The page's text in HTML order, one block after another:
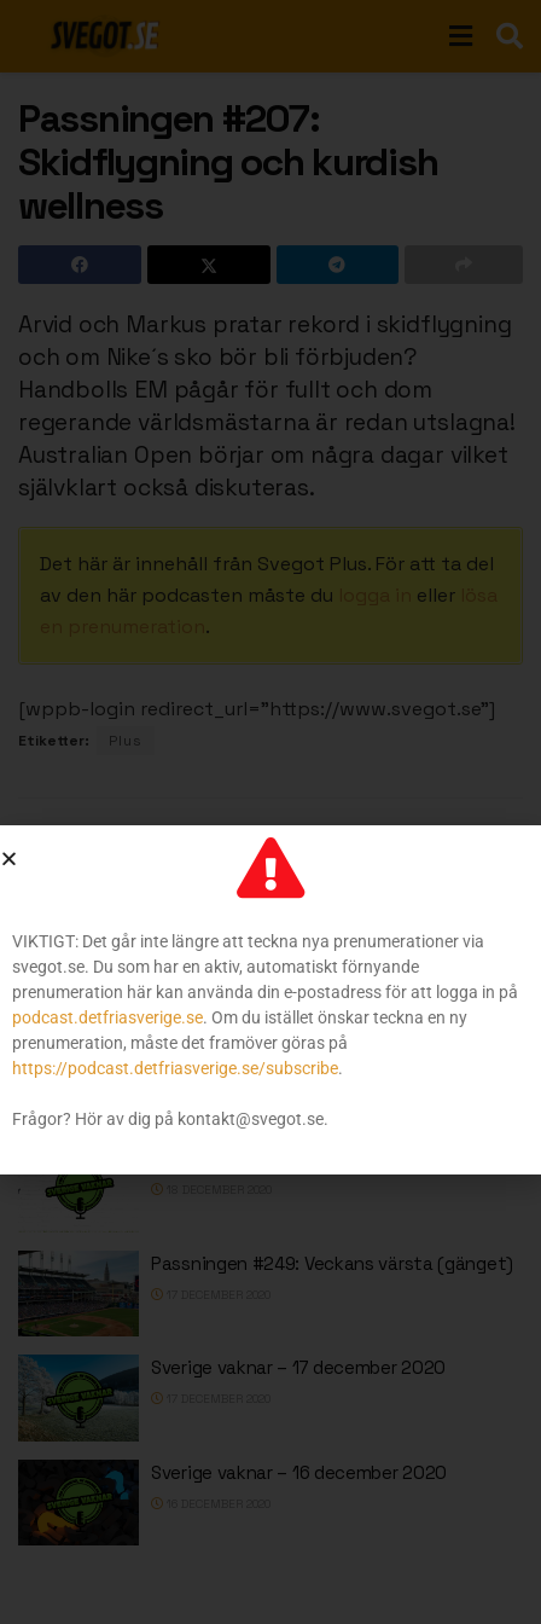
Passningen #207:
Skidflygning och kurdish
wellness
Arvid och Markus pratar rekord i skidflygning
och om Nike´s sko bör bli förbjuden?
Handbolls EM pågår för fullt och dom
regerande världsmästarna är redan utslagna!
Australian Open börjar om några dagar vilket
självklart också diskuteras.
Det här är innehåll från Svegot Plus. För att ta del
av den här podcasten måste du
eller
.
[wppb-login redirect_url=”https://www.svegot.se”]
Etiketter: Plus
Föregående inlägg
Sverige vaknar #100(!): Är det 90-talisternas fel
allting?
Nästa inlägg
Om att komma igång, och fortsätta, träna
Passningen #249: Veckans värsta (gänget)
Sverige vaknar – 17 december 2020
Sverige vaknar – 16 december 2020
VIKTIGT: Det går inte längre att teckna nya prenumerationer via
svegot.se. Du som har en aktiv, automatiskt förnyande
prenumeration här kan använda din e-postadress för att logga in på
podcast.detfriasverige.se. Om du istället önskar teckna en ny
prenumeration, måste det framöver göras på
https://podcast.detfriasverige.se/subscribe.
Frågor? Hör av dig på kontakt@svegot.se.